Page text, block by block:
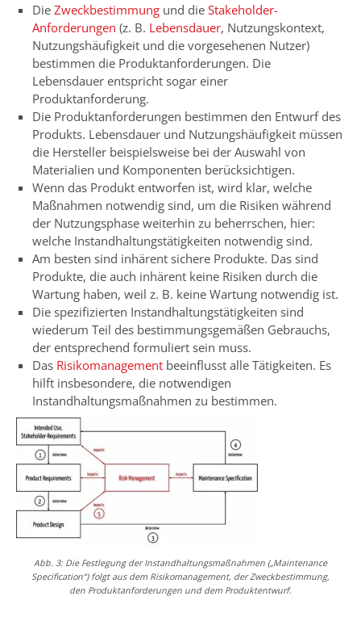
Die Zweckbestimmung und die Stakeholder-
Anforderungen (z. B. Lebensdauer, Nutzungskontext,
Nutzungshäufigkeit und die vorgesehenen Nutzer)
bestimmen die Produktanforderungen. Die
Lebensdauer entspricht sogar einer
Produktanforderung.
Die Produktanforderungen bestimmen den Entwurf des
Produkts. Lebensdauer und Nutzungshäufigkeit müssen
die Hersteller beispielsweise bei der Auswahl von
Materialien und Komponenten berücksichtigen.
Wenn das Produkt entworfen ist, wird klar, welche
Maßnahmen notwendig sind, um die Risiken während
der Nutzungsphase weiterhin zu beherrschen, hier:
welche Instandhaltungstätigkeiten notwendig sind.
Am besten sind inhärent sichere Produkte. Das sind
Produkte, die auch inhärent keine Risiken durch die
Wartung haben, weil z. B. keine Wartung notwendig ist.
Die spezifizierten Instandhaltungstätigkeiten sind
wiederum Teil des bestimmungsgemäßen Gebrauchs,
der entsprechend formuliert sein muss.
Das Risikomanagement beeinflusst alle Tätigkeiten. Es
hilft insbesondere, die notwendigen
Instandhaltungsmaßnahmen zu bestimmen.
Abb. 3: Die Festlegung der Instandhaltungsmaßnahmen („Maintenance
Specification“) folgt aus dem Risikomanagement, der Zweckbestimmung,
den Produktanforderungen und dem Produktentwurf.